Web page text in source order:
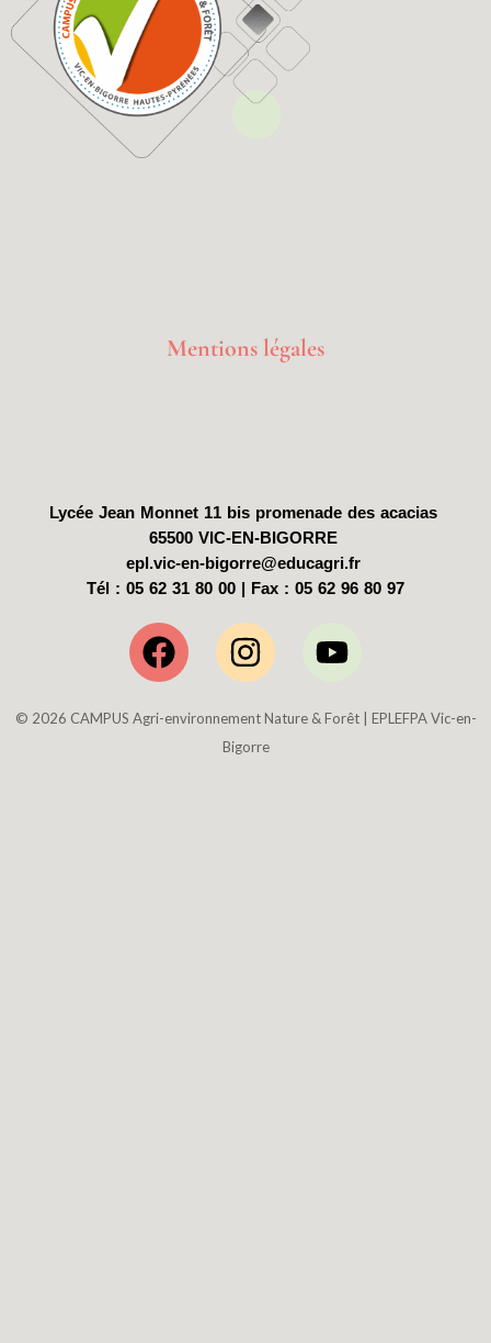
Mentions légales
Lycée Jean Monnet 11 bis promenade des acacias
65500 VIC-EN-BIGORRE
epl.vic-en-bigorre@educagri.fr
Tél : 05 62 31 80 00 | Fax : 05 62 96 80 97
FacebookInstagramYoutube
© 2026 CAMPUS Agri-environnement Nature & Forêt | EPLEFPA Vic-en-
Bigorre